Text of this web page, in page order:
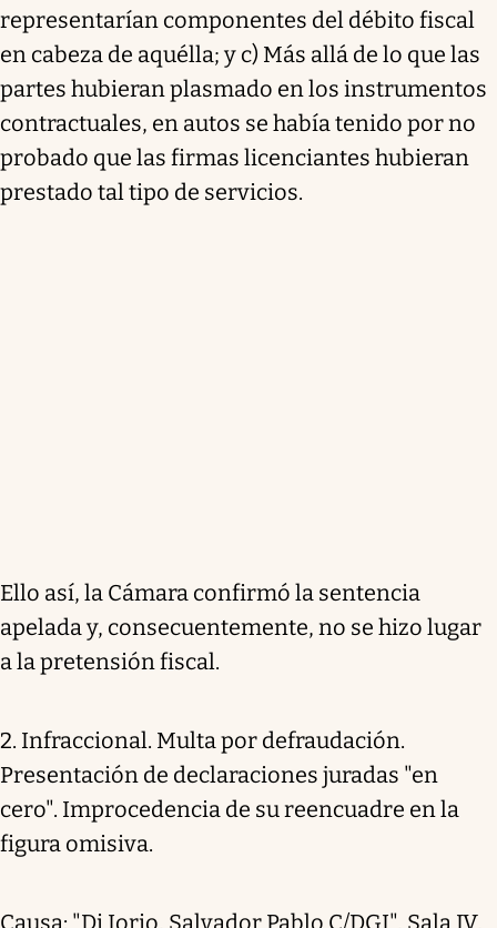
representarían componentes del débito fiscal
en cabeza de aquélla; y c) Más allá de lo que las
partes hubieran plasmado en los instrumentos
contractuales, en autos se había tenido por no
probado que las firmas licenciantes hubieran
prestado tal tipo de servicios.
Ello así, la Cámara confirmó la sentencia
apelada y, consecuentemente, no se hizo lugar
a la pretensión fiscal.
2. Infraccional. Multa por defraudación.
Presentación de declaraciones juradas "en
cero". Improcedencia de su reencuadre en la
figura omisiva.
Causa: "Di Iorio, Salvador Pablo C/DGI", Sala IV,